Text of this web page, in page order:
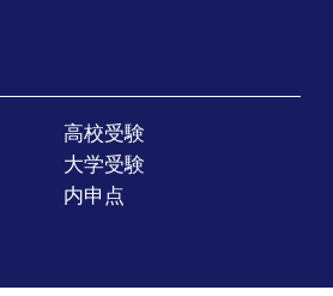
高校受験
大学受験
内申点